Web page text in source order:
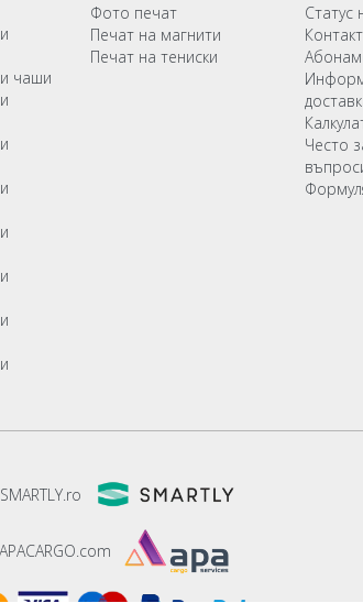
чаши
Фото печат
Печат на магнити
Печат на тениски
Статус
Контакт
Често
SMARTLY.ro
APACARGO.com